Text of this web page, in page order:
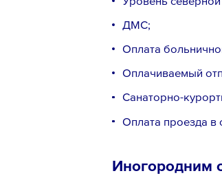
ДМС;
Оплата
Оплачиваемый
Cанаторно-
Оплата проезда в
Иногородним